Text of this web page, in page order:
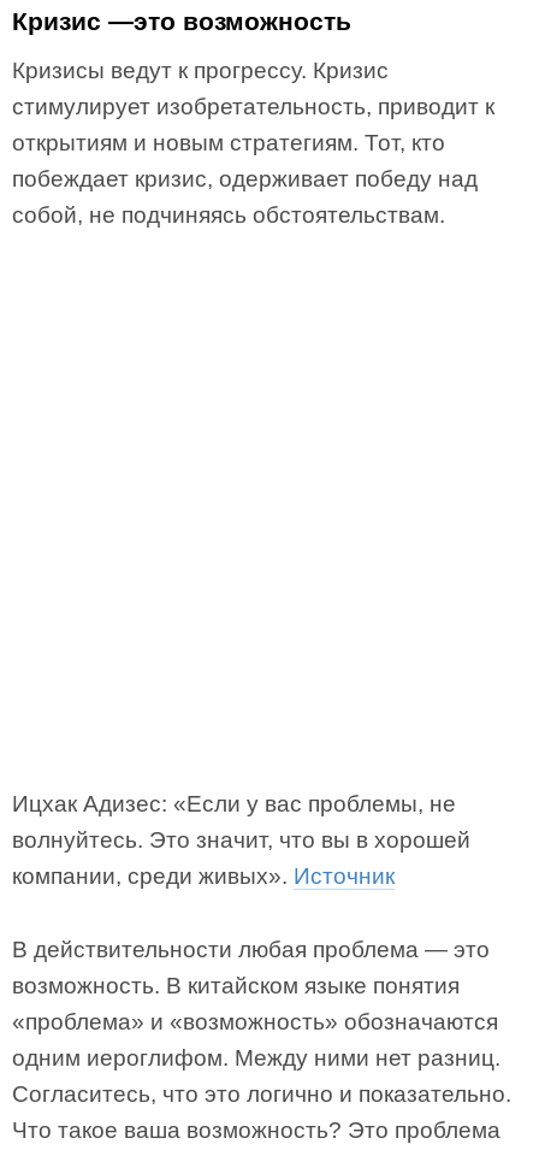
Кризис —это возможность
Кризисы ведут к прогрессу. Кризис
стимулирует изобретательность, приводит к
открытиям и новым стратегиям. Тот, кто
побеждает кризис, одерживает победу над
собой, не подчиняясь обстоятельствам.
Ицхак Адизес: «Если у вас проблемы, не
волнуйтесь. Это значит, что вы в хорошей
компании, среди живых». Источник
В действительности любая проблема — это
возможность. В китайском языке понятия
«проблема» и «возможность» обозначаются
одним иероглифом. Между ними нет разниц.
Согласитесь, что это логично и показательно.
Что такое ваша возможность? Это проблема